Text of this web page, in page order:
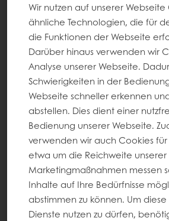
Wir nutzen auf unserer
ähnliche Technologien, die für
die Funktionen der Webseite
Darüber hinaus verwenden wir
Analyse unserer Webseite.
Schwierigkeiten in der
Webseite schneller erkennen
abstellen. Dies dient einer
Bedienung unserer Webseite.
verwenden wir auch Cookies
etwa um die Reichweite unserer
Marketingmaßnahmen messen
Inhalte auf Ihre Bedürfnisse
abstimmen zu können. Um
Dienste nutzen zu dürfen,